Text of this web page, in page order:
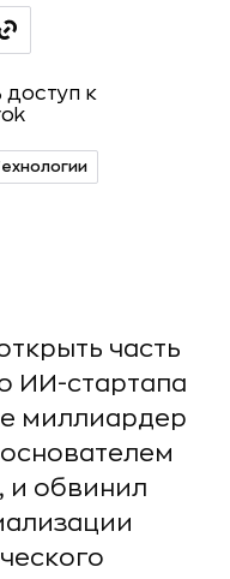
часть
ИИ-стартапа
миллиардер
и обвинил